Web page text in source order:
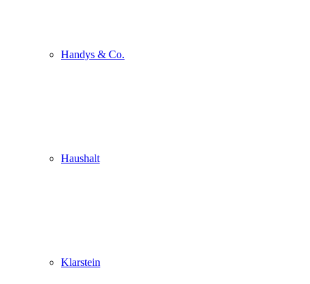
Handys & Co.
Haushalt
Klarstein